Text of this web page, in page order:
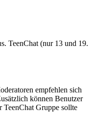
TeenChat (nur 13 und 19.
empfehlen sich
können Benutzer
Gruppe sollte